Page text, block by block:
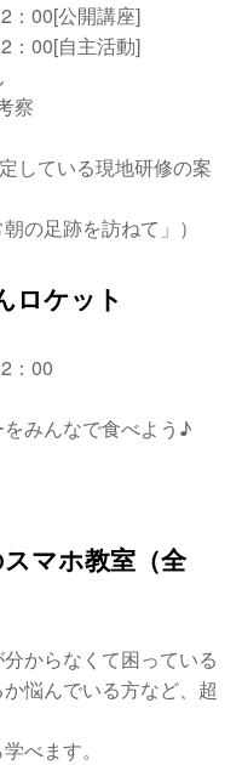
：00[公開講座]
：00[自主活動]
察
している現地研修の案
の足跡を訪ねて」）
ロケット
：00
みんなで食べよう♪
スマホ教室（全
からなくて困っている
悩んでいる方など、超
べます。